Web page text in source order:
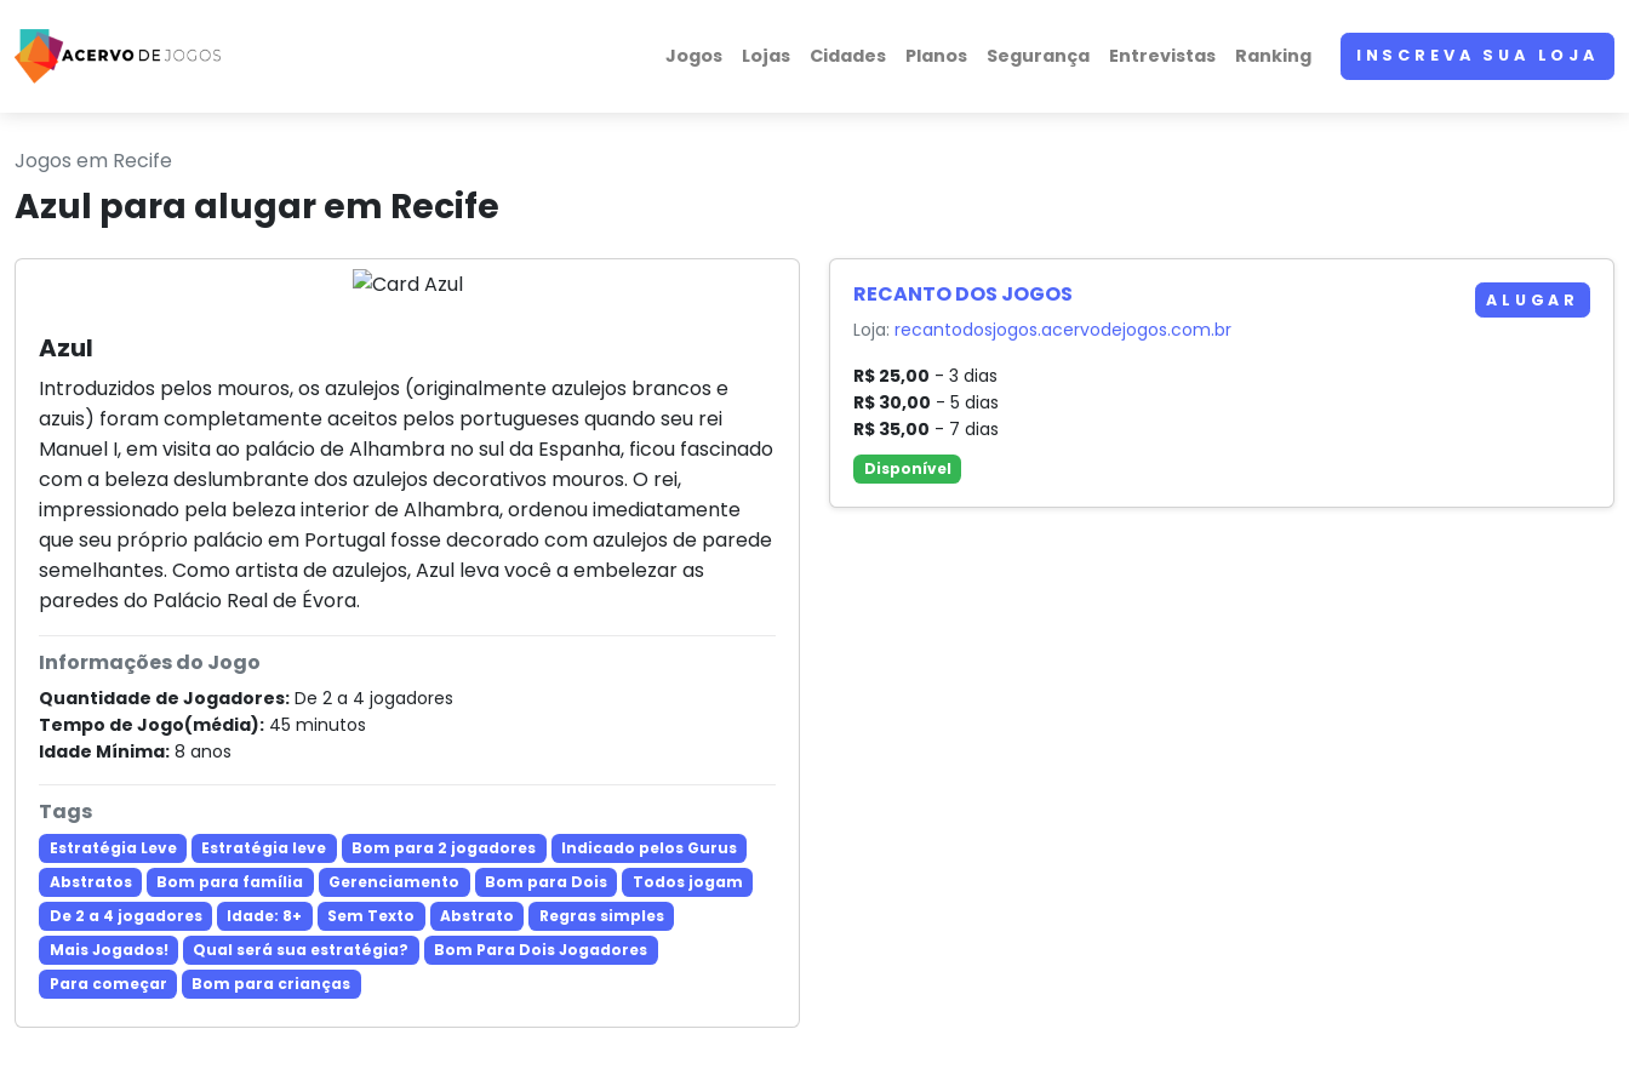
Jogos Lojas Cidades Planos Segurança Entrevistas Ranking INSCREVA SUA LOJA
Jogos em Recife
Azul para alugar em Recife
Azul
Introduzidos pelos mouros, os azulejos (originalmente azulejos brancos e
azuis) foram completamente aceitos pelos portugueses quando seu rei
Manuel I, em visita ao palácio de Alhambra no sul da Espanha, ficou fascinado
com a beleza deslumbrante dos azulejos decorativos mouros. O rei,
impressionado pela beleza interior de Alhambra, ordenou imediatamente
que seu próprio palácio em Portugal fosse decorado com azulejos de parede
semelhantes. Como artista de azulejos, Azul leva você a embelezar as
paredes do Palácio Real de Évora.
Informações do Jogo
Quantidade de Jogadores: De 2 a 4 jogadores
Tempo de Jogo(média): 45 minutos
Idade Mínima: 8 anos
Tags
Estratégia Leve Estratégia leve Bom para 2 jogadores
Indicado pelos Gurus
Abstratos
Bom para família Gerenciamento Bom para Dois
Todos jogam
De 2 a 4 jogadores
Idade: 8+ Sem Texto Abstrato
Regras simples
Mais Jogados!
Qual será sua estratégia?
Bom Para Dois Jogadores
Para começar
Bom para crianças
RECANTO DOS JOGOS
Loja:recantodosjogos.acervodejogos.com.br
R$ 25,00 - 3 dias
R$ 30,00 - 5 dias
R$ 35,00 - 7 dias
Disponível
ALUGAR